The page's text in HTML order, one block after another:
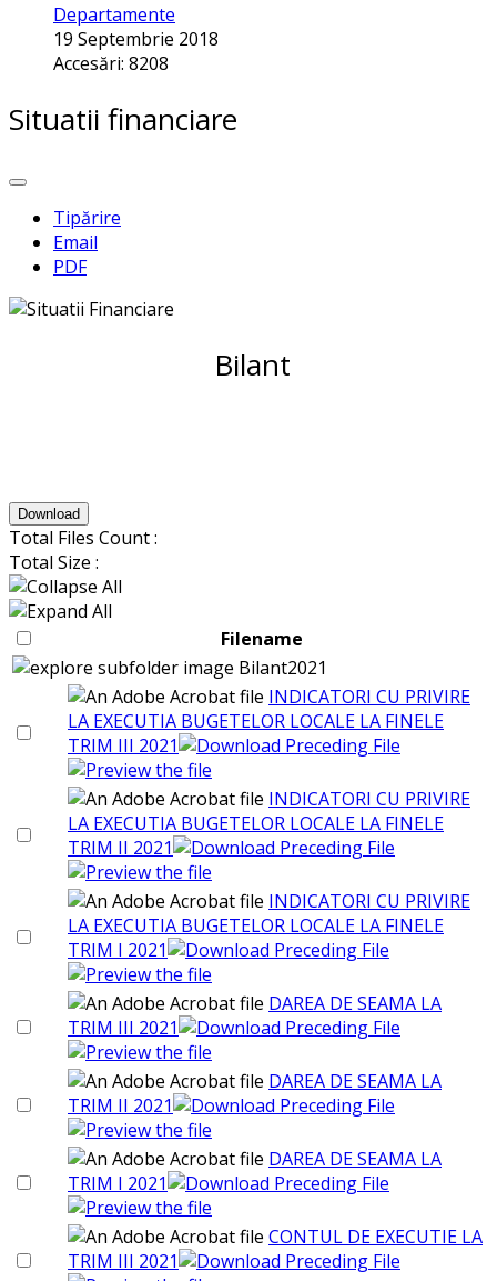
Departamente
19 Septembrie 2018
Accesări: 8208
Situatii financiare
Tipărire
Email
PDF
Bilant
Download
Total Files Count :
Total Size :
Filename
Bilant2021
INDICATORI CU PRIVIRE
LA EXECUTIA BUGETELOR LOCALE LA FINELE
TRIM III 2021
INDICATORI CU PRIVIRE
LA EXECUTIA BUGETELOR LOCALE LA FINELE
TRIM II 2021
INDICATORI CU PRIVIRE
LA EXECUTIA BUGETELOR LOCALE LA FINELE
TRIM I 2021
DAREA DE SEAMA LA
TRIM III 2021
DAREA DE SEAMA LA
TRIM II 2021
DAREA DE SEAMA LA
TRIM I 2021
CONTUL DE EXECUTIE LA
TRIM III 2021